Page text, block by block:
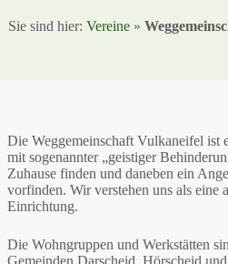
Sie sind hier:Vereine »
Die Weggemeinschaft Vulkaneifel ist
mit sogenannter „geistiger
Zuhause finden und daneben ein
vorfinden. Wir verstehen uns als eine
Einrichtung.
Die Wohngruppen und Werkstätten
Gemeinden Darscheid, Hörscheid